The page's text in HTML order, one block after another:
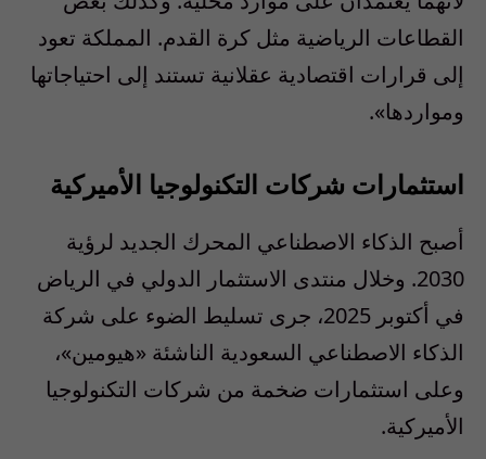
القطاعات الرياضية مثل كرة القدم. المملكة تعود
إلى قرارات اقتصادية عقلانية تستند إلى احتياجاتها
ومواردها».
استثمارات شركات التكنولوجيا الأميركية
أصبح الذكاء الاصطناعي المحرك الجديد لرؤية
2030. وخلال منتدى الاستثمار الدولي في الرياض
في أكتوبر 2025، جرى تسليط الضوء على شركة
الذكاء الاصطناعي السعودية الناشئة «هيومين»،
وعلى استثمارات ضخمة من شركات التكنولوجيا
الأميركية.